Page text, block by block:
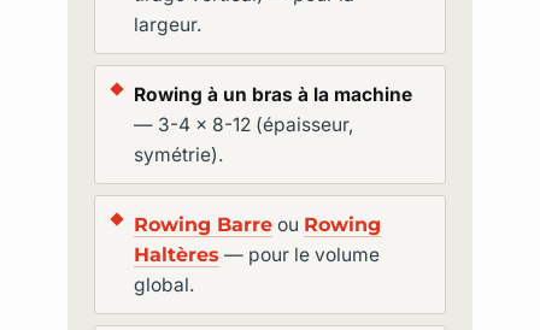
largeur.
Rowing à un bras à la machine
— 3-4 × 8-12 (épaisseur,
symétrie).
Rowing Barreou Rowing
Haltères — pour le volume
global.